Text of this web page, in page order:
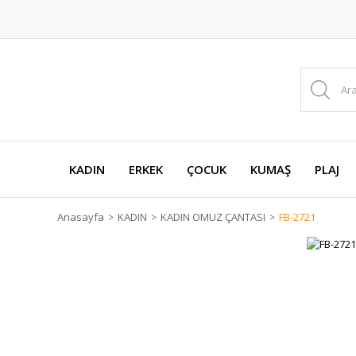
KADIN ERKEK ÇOCUK KUMAŞ PLAJ
Anasayfa KADIN KADIN OMUZ ÇANTASI FB-2721